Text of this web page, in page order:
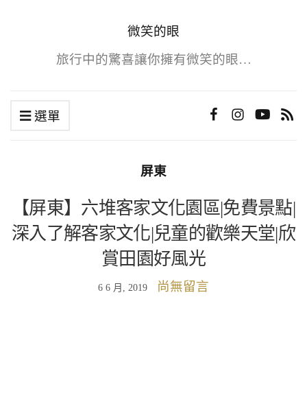
微笑的眼
旅行中的驚喜讓你擁有微笑的眼…
選單
屏東
【屏東】六堆客家文化園區|免費景點|
深入了解客家文化|兒童的歡樂天堂|欣
賞田園好風光
6 6 月, 2019 尚無留言